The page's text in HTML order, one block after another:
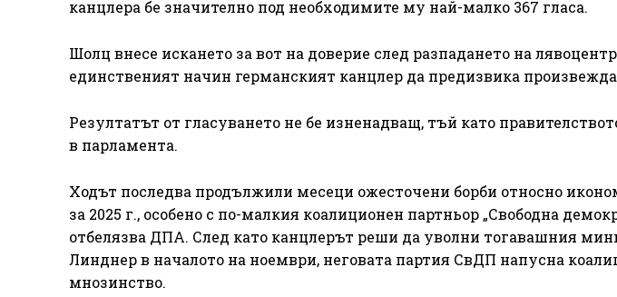
канцлера бе значително под необходимите му най-малко 367 гласа.
Шолц внесе искането за вот на доверие след разпадането на
единственият начин германският канцлер да предизвика
Резултатът от гласуването не бе изненадващ, тъй като
в парламента.
Ходът последва продължили месеци ожесточени борби относно
за 2025 г., особено с по-малкия коалиционен партньор „Свободна
отбелязва ДПА. След като канцлерът реши да уволни тогавашния
Линднер в началото на ноември, неговата партия СвДП напусна
мнозинство.